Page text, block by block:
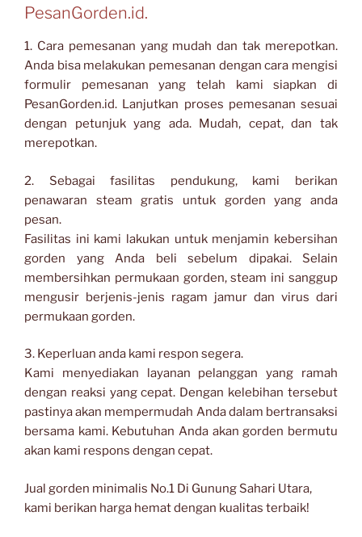
PesanGorden.id.
1. Cara pemesanan yang mudah dan tak merepotkan.
Anda bisa melakukan pemesanan dengan cara mengisi
formulir pemesanan yang telah kami siapkan di
PesanGorden.id. Lanjutkan proses pemesanan sesuai
dengan petunjuk yang ada. Mudah, cepat, dan tak
merepotkan.
2. Sebagai fasilitas pendukung, kami berikan
penawaran steam gratis untuk gorden yang anda
pesan.
Fasilitas ini kami lakukan untuk menjamin kebersihan
gorden yang Anda beli sebelum dipakai. Selain
membersihkan permukaan gorden, steam ini sanggup
mengusir berjenis-jenis ragam jamur dan virus dari
permukaan gorden.
3. Keperluan anda kami respon segera.
Kami menyediakan layanan pelanggan yang ramah
dengan reaksi yang cepat. Dengan kelebihan tersebut
pastinya akan mempermudah Anda dalam bertransaksi
bersama kami. Kebutuhan Anda akan gorden bermutu
akan kami respons dengan cepat.
Jual gorden minimalis No.1 Di Gunung Sahari Utara,
kami berikan harga hemat dengan kualitas terbaik!